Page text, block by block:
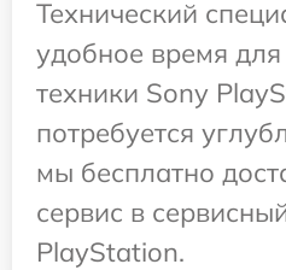
Технический
удобное время
техники Sony
потребуется
мы бесплатно
сервис в
PlayStation.